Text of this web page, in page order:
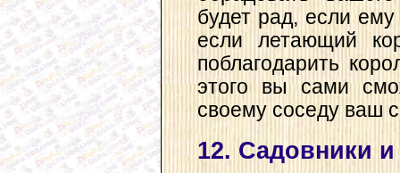
будет рад, если
если летающий
поблагодарить
этого вы сами
своему соседу ваш
12. Садовники